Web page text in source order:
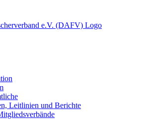
Leitlinien und Berichte